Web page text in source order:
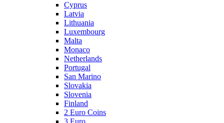
Cyprus
Latvia
Lithuania
Luxembourg
Malta
Monaco
Netherlands
Portugal
San Marino
Slovakia
Slovenia
Finland
2 Euro Coins
3 Euro